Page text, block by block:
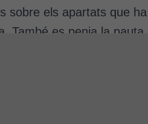
sobre els apartats que
També es penja la